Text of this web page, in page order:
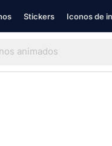
Stickers Iconos de